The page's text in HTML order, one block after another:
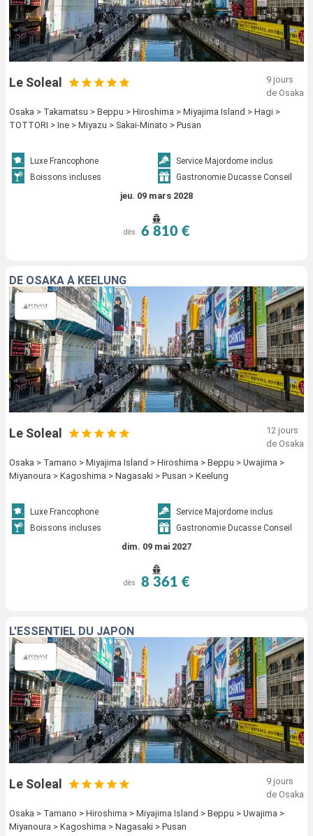
Le Soleal
9 jours
de Osaka
Osaka > Takamatsu > Beppu > Hiroshima > Miyajima Island > Hagi >
TOTTORI > Ine > Miyazu > Sakai-Minato > Pusan
Luxe Francophone
Service Majordome inclus
Boissons incluses
Gastronomie Ducasse Conseil
jeu. 09 mars 2028
dès 6 810 €
DE OSAKA À KEELUNG
Le Soleal
12 jours
de Osaka
Osaka > Tamano > Miyajima Island > Hiroshima > Beppu > Uwajima >
Miyanoura > Kagoshima > Nagasaki > Pusan > Keelung
Luxe Francophone
Service Majordome inclus
Boissons incluses
Gastronomie Ducasse Conseil
dim. 09 mai 2027
dès 8 361 €
L'ESSENTIEL DU JAPON
Le Soleal
9 jours
de Osaka
Osaka > Tamano > Hiroshima > Miyajima Island > Beppu > Uwajima >
Miyanoura > Kagoshima > Nagasaki > Pusan